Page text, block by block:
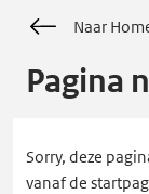
Naar
Pagina
Sorry, deze
vanaf de